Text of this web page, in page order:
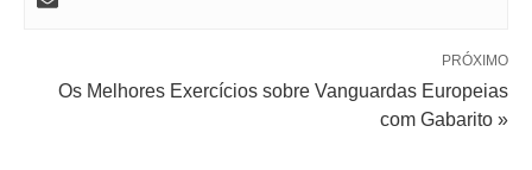
PRÓXIMO
Os Melhores Exercícios sobre Vanguardas Europeias
com Gabarito »